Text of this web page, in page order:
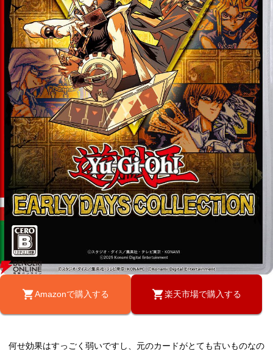
Amazonで購入する 楽天市場で購入する
何せ効果はすっごく弱いですし、元のカードがとても古いものなの